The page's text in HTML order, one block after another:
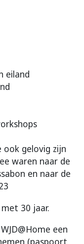
eiland
ook gelovig zijn
waren naar de
en naar de
30 jaar.
een